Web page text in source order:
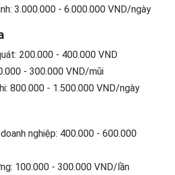
3.000.000 - 6.000.000 VND/ngày
200.000 - 400.000 VND
- 300.000 VND/mũi
800.000 - 1.500.000 VND/ngày
nghiệp: 400.000 - 600.000
100.000 - 300.000 VND/lần